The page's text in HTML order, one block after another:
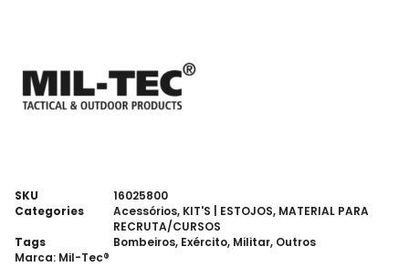
SKU
16025800
Categories
Acessórios, KIT'S | ESTOJOS, MATERIAL PARA
RECRUTA/CURSOS
Tags
Bombeiros, Exército, Militar, Outros
Marca: Mil-Tec®